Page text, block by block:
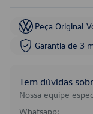
Peça Original
Garantia de 3
Tem dúvidas
Nossa equipe
Whatsapp: